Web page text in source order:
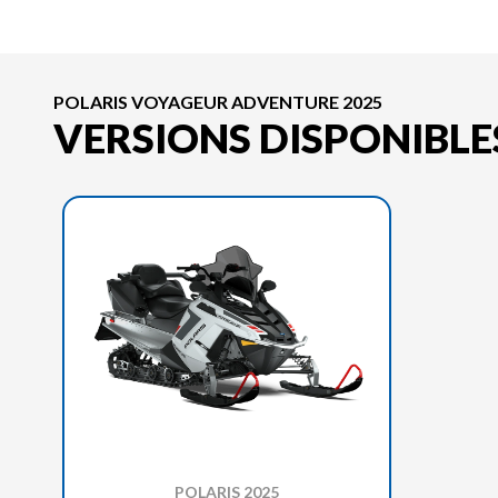
POLARIS VOYAGEUR ADVENTURE 2025
VERSIONS
POLARIS 2025